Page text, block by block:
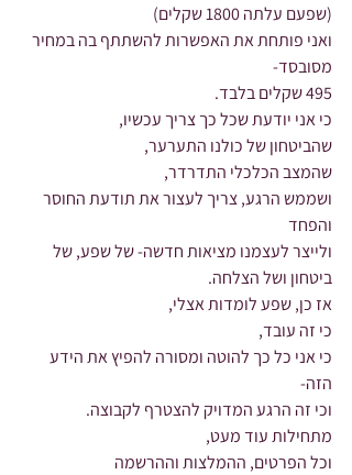
(שפעם עלתה 1800 שקלים)
ואני פותחת את האפשרות להשתתף בה במחיר
מסובסד-
495 שקלים בלבד.
כי אני יודעת שכל כך צריך עכשיו,
שהביטחון של כולנו התערער,
שהמצב הכלכלי התדרדר,
ושממש הרגע, צריך לעצור את תודעת החוסר
והפחד
ולייצר לעצמנו מציאות חדשה- של שפע, של
ביטחון ושל הצלחה.
אז כן, שפע לומדות אצלי,
כי זה עובד,
כי אני כל כך להוטה ומסורה להפיץ את הידע
הזה-
וכי זה הרגע המדויק להצטרף לקבוצה.
מתחילות עוד מעט,
וכל הפרטים, ההמלצות וההרשמה